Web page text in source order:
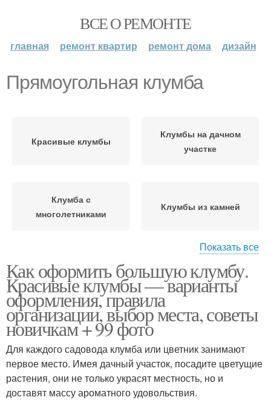
ВСЕ О РЕМОНТЕ
главная ремонт квартир ремонт дома дизайн
Прямоугольная клумба
Красивые клумбы
Клумбы на дачном
участке
Клумба с
многолетниками
Клумбы из камней
Цвета на клумбе Красивая клумба
Показать все
Как оформить большую клумбу.
Красивые клумбы — варианты
оформления, правила
организации, выбор места, советы
новичкам + 99 фото
Для каждого садовода клумба или цветник занимают
первое место. Имея дачный участок, посадите цветущие
растения, они не только украсят местность, но и
доставят массу ароматного удовольствия.